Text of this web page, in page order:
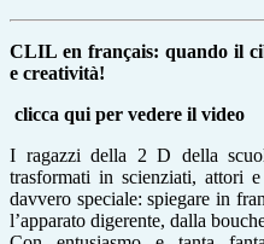
CLIL en français: quando il
e creatività!
clicca qui per vedere il video
I ragazzi della 2 D della
trasformati in scienziati, attori
davvero speciale: spiegare in
l’apparato digerente, dalla